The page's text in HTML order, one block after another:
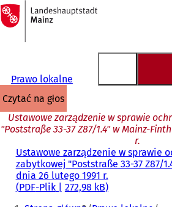
Przejdź do treści
Do
strony
głównej
Prawo lokalne
czytać na głos
Ustawowe zarządzenie w sprawie
"Poststraße 33-37 Z87/1.4" w Mainz-
r.
Ustawowe zarządzenie w sprawie
zabytkowej "Poststraße 33-37 Z87/
dnia 26 lutego 1991 r.
PDF-Plik 272,98 kB
Jesteś